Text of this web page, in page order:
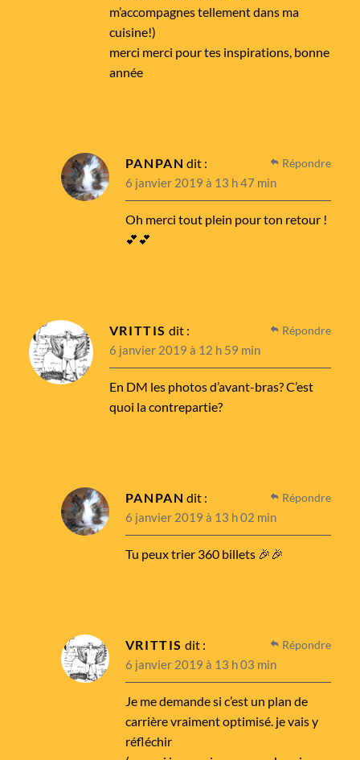
m’accompagnes tellement dans ma
cuisine!)
merci merci pour tes inspirations, bonne
année
PANPAN dit :
6 janvier 2019 à 13 h 47 min
Oh merci tout plein pour ton retour !
💕💕
Répondre
VRITTIS dit :
6 janvier 2019 à 12 h 59 min
En DM les photos d’avant-bras? C’est
quoi la contrepartie?
Répondre
PANPAN dit :
6 janvier 2019 à 13 h 02 min
Tu peux trier 360 billets 🎉🎉
Répondre
VRITTIS dit :
6 janvier 2019 à 13 h 03 min
Je me demande si c’est un plan de
carrière vraiment optimisé. je vais y
réfléchir
Répondre